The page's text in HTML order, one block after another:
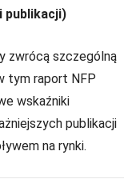
publikacji)
zwrócą szczególną
tym raport NFP
wskaźniki
publikacji
na rynki.